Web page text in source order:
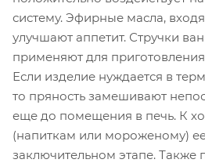
систему. Эфирные масла,
улучшают аппетит. Стручки
применяют для
Если изделие нуждается в
то пряность замешивают
еще до помещения в печь. К
(напиткам или мороженому)
заключительном этапе. Также